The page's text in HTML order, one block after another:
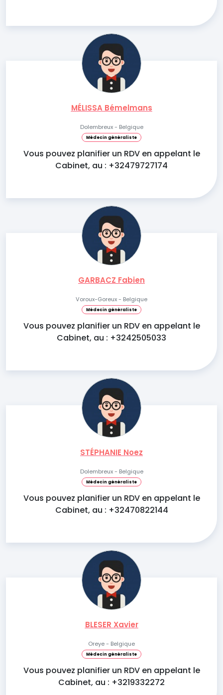
MÉLISSA Bémelmans
Dolembreux - Belgique
Médecin généraliste
Vous pouvez planifier un RDV en appelant le
Cabinet, au : +32479727174
GARBACZ Fabien
Voroux-Goreux - Belgique
Médecin généraliste
Vous pouvez planifier un RDV en appelant le
Cabinet, au : +3242505033
STÉPHANIE Noez
Dolembreux - Belgique
Médecin généraliste
Vous pouvez planifier un RDV en appelant le
Cabinet, au : +32470822144
BLESER Xavier
Oreye - Belgique
Médecin généraliste
Vous pouvez planifier un RDV en appelant le
Cabinet, au : +3219332272